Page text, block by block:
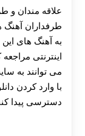
علاقه مندان و
طرفداران
به آهنگ های
اینترنتی
می توانند به
با وارد کردن
دسترسی پیدا